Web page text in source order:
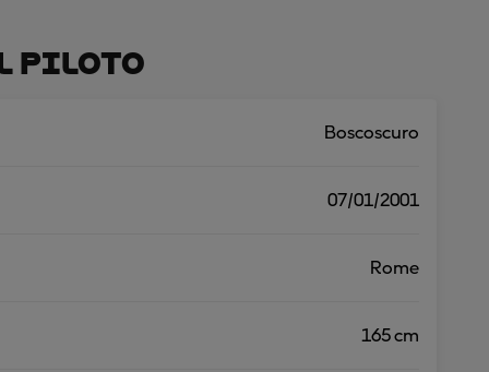
Piloto
Boscoscuro
07/01/2001
Rome
165 cm